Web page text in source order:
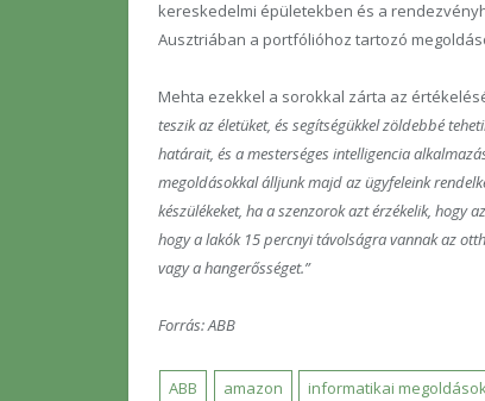
kereskedelmi épületekben és a
Ausztriában a portfólióhoz tartozó
Mehta ezekkel a sorokkal zárta az
teszik az életüket, és segítségükkel zöldebbé
határait, és a mesterséges intelligencia
megoldásokkal álljunk majd az ügyfeleink
készülékeket, ha a szenzorok azt érzékelik, hogy
hogy a lakók 15 percnyi távolságra vannak az
vagy a hangerősséget.”
Forrás: ABB
ABB amazon informatikai